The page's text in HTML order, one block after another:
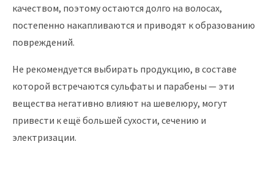
качеством, поэтому остаются долго на волосах,
постепенно накапливаются и приводят к образованию
повреждений.
Не рекомендуется выбирать продукцию, в составе
которой встречаются сульфаты и парабены — эти
вещества негативно влияют на шевелюру, могут
привести к ещё большей сухости, сечению и
электризации.